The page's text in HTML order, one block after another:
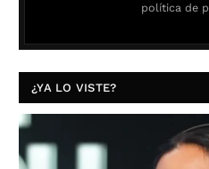
política de
¿YA LO VISTE?